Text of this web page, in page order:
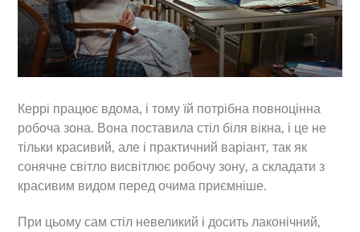
Керрі працює вдома, і тому їй потрібна повноцінна
робоча зона. Вона поставила стіл біля вікна, і це не
тільки красивий, але і практичний варіант, так як
сонячне світло висвітлює робочу зону, а складати з
красивим видом перед очима приємніше.
При цьому сам стіл невеликий і досить лаконічний,